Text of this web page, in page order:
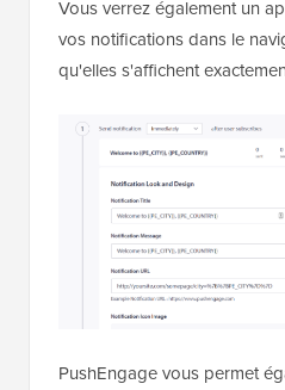
Vous verrez également un
vos notifications dans le
qu'elles s'affichent
PushEngage vous permet